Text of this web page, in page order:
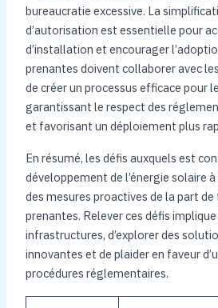
bureaucratie excessive. La
d’autorisation est essentielle pour
d’installation et encourager
prenantes doivent collaborer avec
de créer un processus efficace pour
garantissant le respect des
et favorisant un déploiement plus
En résumé, les défis auxquels est
développement de l’énergie solaire
des mesures proactives de la part
prenantes. Relever ces défis implique
infrastructures, d’explorer des
innovantes et de plaider en faveur
procédures réglementaires.